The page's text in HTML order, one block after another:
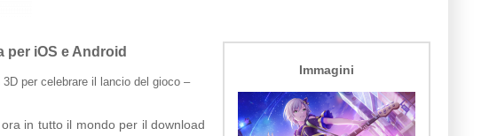
per iOS e Android
per celebrare il lancio del gioco –
in tutto il mondo per il download
Immagini